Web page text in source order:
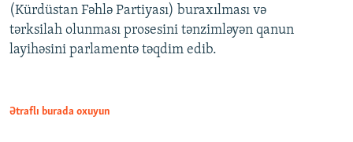
Auto 240p 360p 480p
720p 1080p
480p
(Kürdüstan Fəhlə Partiyası) buraxılması və
tərksilah olunması prosesini tənzimləyən qanun
layihəsini parlamentə təqdim edib.
Ətraflı burada oxuyun